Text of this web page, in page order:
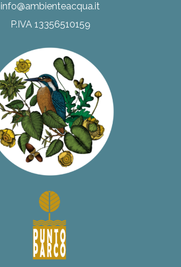
info@ambienteacqua.it
P.IVA 13356510159